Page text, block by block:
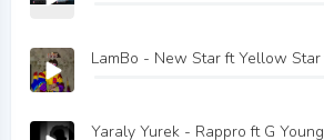
Yaraly Yurek - Rappro ft G Young